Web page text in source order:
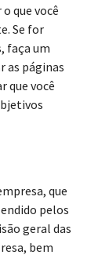
que você
Se for
faça um
as páginas
que você
que
pelos
geral das
bem